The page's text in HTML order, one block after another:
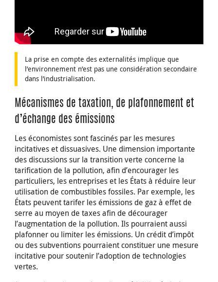
La prise en compte des externalités implique que
l’environnement n’est pas une considération secondaire
dans l’industrialisation.
Mécanismes de taxation, de plafonnement et
d’échange des émissions
Les économistes sont fascinés par les mesures
incitatives et dissuasives. Une dimension importante
des discussions sur la transition verte concerne la
tarification de la pollution, afin d’encourager les
particuliers, les entreprises et les États à réduire leur
utilisation de combustibles fossiles. Par exemple, les
États peuvent tarifer les émissions de gaz à effet de
serre au moyen de taxes afin de décourager
l’augmentation de la pollution. Ils pourraient aussi
plafonner ou limiter les émissions. Un crédit d’impôt
ou des subventions pourraient constituer une mesure
incitative pour soutenir l’adoption de technologies
vertes.